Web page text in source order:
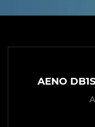
AENO